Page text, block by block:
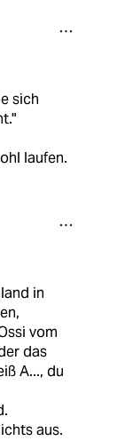
sich
laufen.
in
vom
das
A..., du
aus.